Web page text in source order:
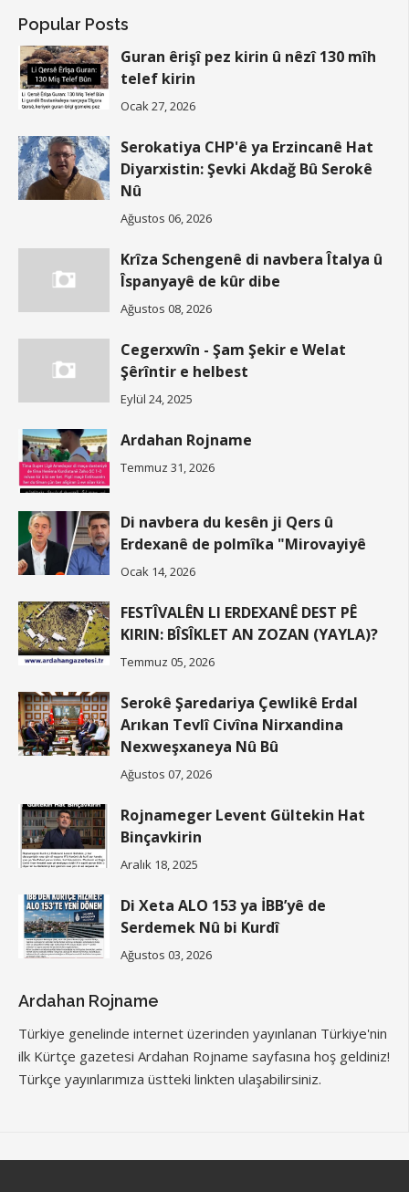
Popular Posts
Guran êrişî pez kirin û nêzî 130 mîh
telef kirin
Ocak 27, 2026
Serokatiya CHP'ê ya Erzincanê Hat
Diyarxistin: Şevki Akdağ Bû Serokê
Nû
Ağustos 06, 2026
Krîza Schengenê di navbera Îtalya û
Îspanyayê de kûr dibe
Ağustos 08, 2026
Cegerxwîn - Şam Şekir e Welat
Şêrîntir e helbest
Eylül 24, 2025
Ardahan Rojname
Temmuz 31, 2026
Di navbera du kesên ji Qers û
Erdexanê de polmîka "Mirovayiyê
Ocak 14, 2026
FESTÎVALÊN LI ERDEXANÊ DEST PÊ
KIRIN: BÎSÎKLET AN ZOZAN (YAYLA)?
Temmuz 05, 2026
Serokê Şaredariya Çewlikê Erdal
Arıkan Tevlî Civîna Nirxandina
Nexweşxaneya Nû Bû
Ağustos 07, 2026
Rojnameger Levent Gültekin Hat
Binçavkirin
Aralık 18, 2025
Di Xeta ALO 153 ya İBB’yê de
Serdemek Nû bi Kurdî
Ağustos 03, 2026
Ardahan Rojname
Türkiye genelinde internet üzerinden yayınlanan Türkiye'nin
ilk Kürtçe gazetesi Ardahan Rojname sayfasına hoş geldiniz!
Türkçe yayınlarımıza üstteki linkten ulaşabilirsiniz.